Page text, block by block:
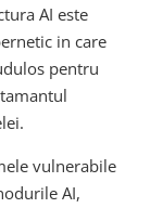
AI este
in care
pentru
vulnerabile
AI,